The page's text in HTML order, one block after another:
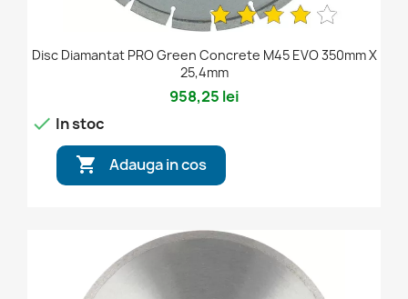
Disc Diamantat PRO Green Concrete M45 EVO 350mm X
25,4mm
958,25 lei
 In stoc
 Adauga in cos